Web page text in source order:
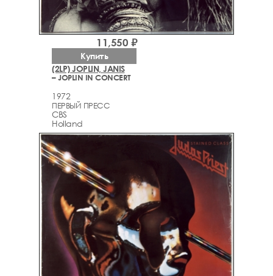
(2LP) JOPLIN, JANIS
– JOPLIN IN CONCERT
1972
ПЕРВЫЙ ПРЕСС
CBS
Holland
11,550 ₽
Купить